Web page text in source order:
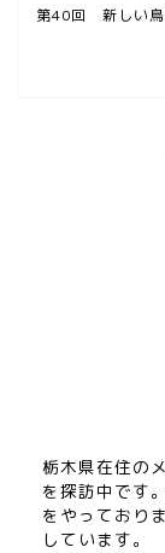
第40回 新しい
栃木県在住の
を探訪中です
をやっており
しています。